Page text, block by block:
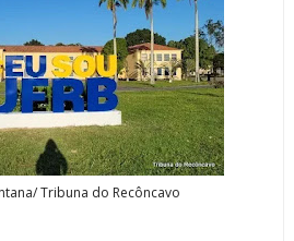
Tribuna do Recôncavo